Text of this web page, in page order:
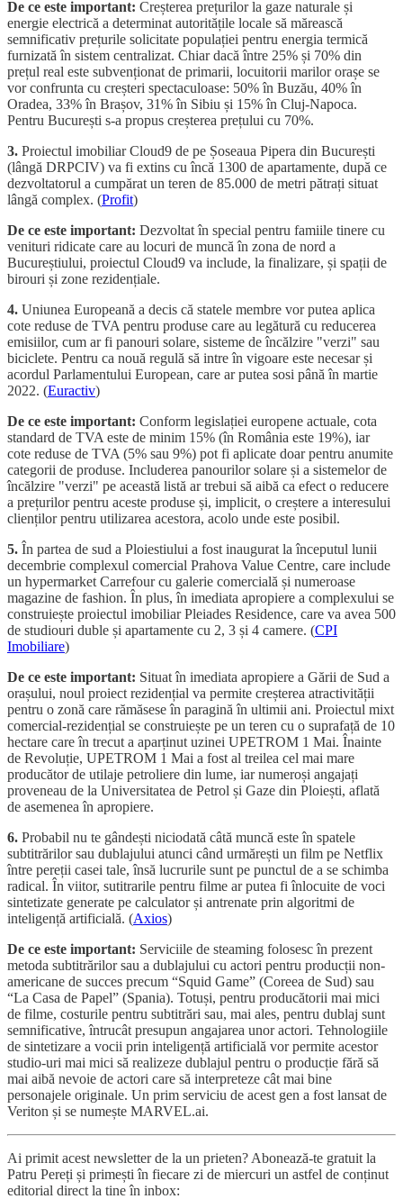
De ce este important: Creșterea prețurilor la gaze naturale și
energie electrică a determinat autoritățile locale să mărească
semnificativ prețurile solicitate populației pentru energia termică
furnizată în sistem centralizat. Chiar dacă între 25% și 70% din
prețul real este subvenționat de primarii, locuitorii marilor orașe se
vor confrunta cu creșteri spectaculoase: 50% în Buzău, 40% în
Oradea, 33% în Brașov, 31% în Sibiu și 15% în Cluj-Napoca.
Pentru București s-a propus creșterea prețului cu 70%.
3. Proiectul imobiliar Cloud9 de pe Șoseaua Pipera din București
(lângă DRPCIV) va fi extins cu încă 1300 de apartamente, după ce
dezvoltatorul a cumpărat un teren de 85.000 de metri pătrați situat
lângă complex. (Profit)
De ce este important: Dezvoltat în special pentru famiile tinere cu
venituri ridicate care au locuri de muncă în zona de nord a
Bucureștiului, proiectul Cloud9 va include, la finalizare, și spații de
birouri și zone rezidențiale.
4. Uniunea Europeană a decis că statele membre vor putea aplica
cote reduse de TVA pentru produse care au legătură cu reducerea
emisiilor, cum ar fi panouri solare, sisteme de încălzire "verzi" sau
biciclete. Pentru ca nouă regulă să intre în vigoare este necesar și
acordul Parlamentului European, care ar putea sosi până în martie
2022. (Euractiv)
De ce este important: Conform legislației europene actuale, cota
standard de TVA este de minim 15% (în România este 19%), iar
cote reduse de TVA (5% sau 9%) pot fi aplicate doar pentru anumite
categorii de produse. Includerea panourilor solare și a sistemelor de
încălzire "verzi" pe această listă ar trebui să aibă ca efect o reducere
a prețurilor pentru aceste produse și, implicit, o creștere a interesului
clienților pentru utilizarea acestora, acolo unde este posibil.
5. În partea de sud a Ploiestiului a fost inaugurat la începutul lunii
decembrie complexul comercial Prahova Value Centre, care include
un hypermarket Carrefour cu galerie comercială și numeroase
magazine de fashion. În plus, în imediata apropiere a complexului se
construiește proiectul imobiliar Pleiades Residence, care va avea 500
de studiouri duble și apartamente cu 2, 3 și 4 camere. (CPI
Imobiliare)
De ce este important: Situat în imediata apropiere a Gării de Sud a
orașului, noul proiect rezidențial va permite creșterea atractivității
pentru o zonă care rămăsese în paragină în ultimii ani. Proiectul mixt
comercial-rezidențial se construiește pe un teren cu o suprafață de 10
hectare care în trecut a aparținut uzinei UPETROM 1 Mai. Înainte
de Revoluție, UPETROM 1 Mai a fost al treilea cel mai mare
producător de utilaje petroliere din lume, iar numeroși angajați
proveneau de la Universitatea de Petrol și Gaze din Ploiești, aflată
de asemenea în apropiere.
6. Probabil nu te gândești niciodată câtă muncă este în spatele
subtitrărilor sau dublajului atunci când urmărești un film pe Netflix
între pereții casei tale, însă lucrurile sunt pe punctul de a se schimba
radical. În viitor, sutitrarile pentru filme ar putea fi înlocuite de voci
sintetizate generate pe calculator și antrenate prin algoritmi de
inteligență artificială. (Axios)
De ce este important: Serviciile de steaming folosesc în prezent
metoda subtitrărilor sau a dublajului cu actori pentru producții non-
americane de succes precum “Squid Game” (Coreea de Sud) sau
“La Casa de Papel” (Spania). Totuși, pentru producătorii mai mici
de filme, costurile pentru subtitrări sau, mai ales, pentru dublaj sunt
semnificative, întrucât presupun angajarea unor actori. Tehnologiile
de sintetizare a vocii prin inteligență artificială vor permite acestor
studio-uri mai mici să realizeze dublajul pentru o producție fără să
mai aibă nevoie de actori care să interpreteze cât mai bine
personajele originale. Un prim serviciu de acest gen a fost lansat de
Veriton și se numește MARVEL.ai.
Ai primit acest newsletter de la un prieten? Abonează-te gratuit la
Patru Pereți și primești în fiecare zi de miercuri un astfel de conținut
editorial direct la tine în inbox: